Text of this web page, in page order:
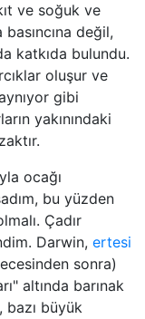
ve soğuk ve
değil,
katkıda bulundu.
oluşur ve
gibi
yakınındaki
ocağı
bu yüzden
Çadır
Darwin, ertesi
sonra)
altında barınak
büyük